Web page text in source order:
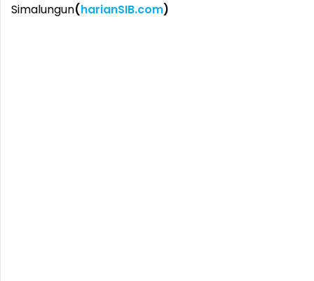
Simalungun(harianSIB.com)